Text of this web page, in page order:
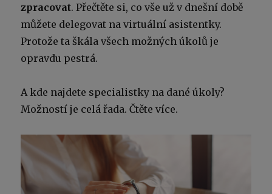
zpracovat. Přečtěte si, co vše už v dnešní době
můžete delegovat na virtuální asistentky.
Protože ta škála všech možných úkolů je
opravdu pestrá.
A kde najdete specialistky na dané úkoly?
Možností je celá řada. Čtěte více.